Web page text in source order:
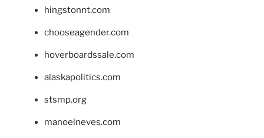
hingstonnt.com
chooseagender.com
hoverboardssale.com
alaskapolitics.com
stsmp.org
manoelneves.com